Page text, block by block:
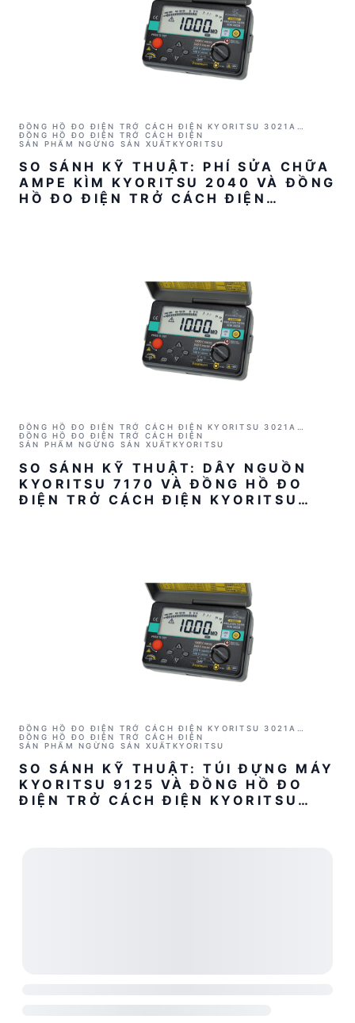
ĐỒNG HỒ ĐO ĐIỆN TRỞ CÁCH ĐIỆN KYORITSU 3021A
(1000V/2GΩ)
ĐỒNG HỒ ĐO ĐIỆN TRỞ CÁCH ĐIỆN
SẢN PHẨM NGỪNG SẢN XUẤT KYORITSU
SO SÁNH KỸ THUẬT: PHÍ SỬA CHỮA
AMPE KÌM KYORITSU 2040 VÀ ĐỒNG
HỒ ĐO ĐIỆN TRỞ CÁCH ĐIỆN
ĐỒNG HỒ ĐO ĐIỆN TRỞ CÁCH ĐIỆN KYORITSU 3021A
(1000V/2GΩ)
ĐỒNG HỒ ĐO ĐIỆN TRỞ CÁCH ĐIỆN
SẢN PHẨM NGỪNG SẢN XUẤT KYORITSU
SO SÁNH KỸ THUẬT: DÂY NGUỒN
KYORITSU 7170 VÀ ĐỒNG HỒ ĐO
ĐIỆN TRỞ CÁCH ĐIỆN KYORITSU
ĐỒNG HỒ ĐO ĐIỆN TRỞ CÁCH ĐIỆN KYORITSU 3021A
(1000V/2GΩ)
ĐỒNG HỒ ĐO ĐIỆN TRỞ CÁCH ĐIỆN
SẢN PHẨM NGỪNG SẢN XUẤT KYORITSU
SO SÁNH KỸ THUẬT: TÚI ĐỰNG MÁY
KYORITSU 9125 VÀ ĐỒNG HỒ ĐO
ĐIỆN TRỞ CÁCH ĐIỆN KYORITSU